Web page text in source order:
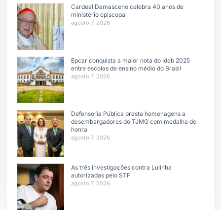
Cardeal Damasceno celebra 40 anos de
ministério episcopal
agosto 7, 2026
Epcar conquista a maior nota do Ideb 2025
entre escolas de ensino médio do Brasil
agosto 7, 2026
Defensoria Pública presta homenagens a
desembargadores do TJMG com medalha de
honra
agosto 7, 2026
As três investigações contra Lulinha
autorizadas pelo STF
agosto 7, 2026